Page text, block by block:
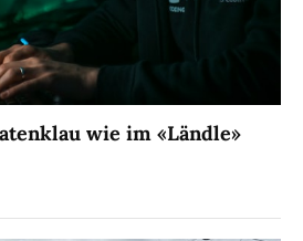
wie im «Ländle»